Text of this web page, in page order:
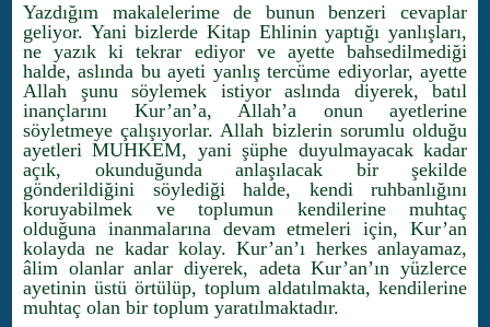
Yazdığım makalelerime de bunun benzeri cevaplar
geliyor. Yani bizlerde Kitap Ehlinin yaptığı yanlışları,
ne yazık ki tekrar ediyor ve ayette bahsedilmediği
halde, aslında bu ayeti yanlış tercüme ediyorlar, ayette
Allah şunu söylemek istiyor aslında diyerek, batıl
inançlarını Kur’an’a, Allah’a onun ayetlerine
söyletmeye çalışıyorlar. Allah bizlerin sorumlu olduğu
ayetleri MUHKEM, yani şüphe duyulmayacak kadar
açık, okunduğunda anlaşılacak bir şekilde
gönderildiğini söylediği halde, kendi ruhbanlığını
koruyabilmek ve toplumun kendilerine muhtaç
olduğuna inanmalarına devam etmeleri için, Kur’an
kolayda ne kadar kolay. Kur’an’ı herkes anlayamaz,
âlim olanlar anlar diyerek, adeta Kur’an’ın yüzlerce
ayetinin üstü örtülüp, toplum aldatılmakta, kendilerine
muhtaç olan bir toplum yaratılmaktadır.